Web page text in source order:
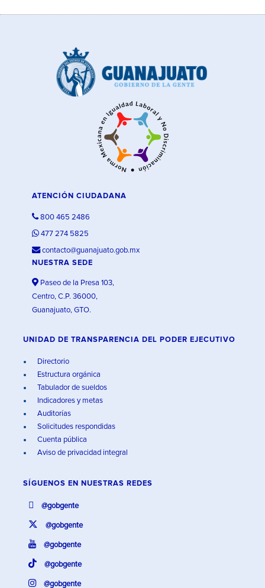
ATENCIÓN CIUDADANA
800 465 2486
477 274 5825
contacto@guanajuato.gob.mx
NUESTRA SEDE
Paseo de la Presa 103,
Centro, C.P. 36000,
Guanajuato, GTO.
UNIDAD DE TRANSPARENCIA DEL PODER EJECUTIVO
Directorio
Estructura orgánica
Tabulador de sueldos
Indicadores y metas
Auditorías
Solicitudes respondidas
Cuenta pública
Aviso de privacidad integral
SÍGUENOS EN NUESTRAS REDES
@gobgente
@gobgente
@gobgente
@gobgente
@gobgente